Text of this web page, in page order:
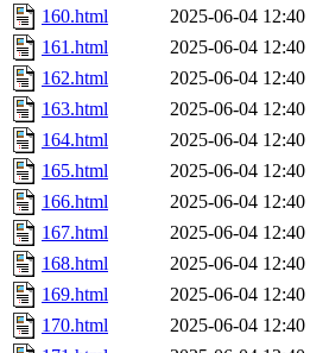
160.html
2025-06-04 12:40
161.html
2025-06-04 12:40
162.html
2025-06-04 12:40
163.html
2025-06-04 12:40
164.html
2025-06-04 12:40
165.html
2025-06-04 12:40
166.html
2025-06-04 12:40
167.html
2025-06-04 12:40
168.html
2025-06-04 12:40
169.html
2025-06-04 12:40
170.html
2025-06-04 12:40